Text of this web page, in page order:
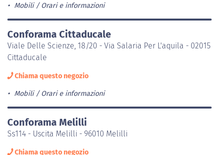
Mobili Orari e informazioni
Conforama Cittaducale
Viale Delle Scienze, 18/20 - Via Salaria Per L'aquila - 02015
Cittaducale
Chiama questo negozio
Mobili Orari e informazioni
Conforama Melilli
Ss114 - Uscita Melilli - 96010 Melilli
Chiama questo negozio